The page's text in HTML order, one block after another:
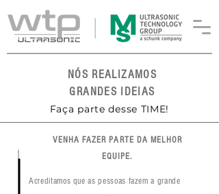
NÓS REALIZAMOS
GRANDES IDEIAS
Faça parte desse TIME!
VENHA FAZER PARTE DA MELHOR
EQUIPE.
Acreditamos que as pessoas fazem a grande